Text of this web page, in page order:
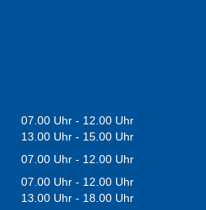
07.00 Uhr - 12.00 Uhr
13.00 Uhr - 15.00 Uhr
07.00 Uhr - 12.00 Uhr
07.00 Uhr - 12.00 Uhr
13.00 Uhr - 18.00 Uhr